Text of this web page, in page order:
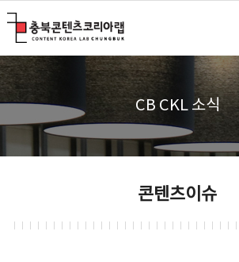
CB CKL 소식
콘텐츠이슈